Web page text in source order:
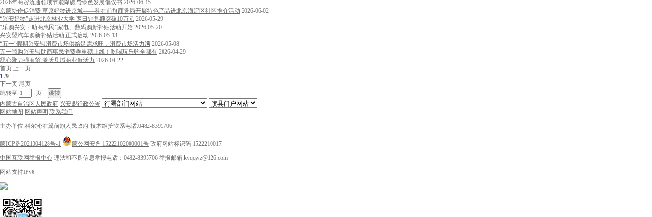
2026年商贸流通领域节能降碳与绿色发展倡议书 2026-06-15
京蒙协作促消费 草原好物进京城——科右前旗商务局开展特色产品进北京海淀区社区推介活动 2026-06-02
“兴安好物”走进北京林业大学 两日销售额突破10万元 2026-05-29
“乐购兴安・助商惠民”家电、数码购新补贴活动开始 2026-05-20
兴安盟汽车购新补贴活动 正式启动 2026-05-13
“五一”假期兴安盟消费市场供给足需求旺，消费市场活力满 2026-05-08
五一嗨购兴安盟助商惠民消费券重磅上线！吃喝玩乐购全都有 2026-04-29
凝心聚力强商贸 激活县域商业新活力 2026-04-22
首页 上一页
1 /9
下一页 尾页
跳转至
页
内蒙古自治区人民政府 兴安盟行政公署
网站地图 网站声明 联系我们
主办单位:科尔沁右翼前旗人民政府 技术维护联系电话:0482-8395706
蒙ICP备2021004128号-1 蒙公网安备 15222102000001号 政府网站标识码 1522210017
中国互联网举报中心 违法和不良信息举报电话：0482-8395706 举报邮箱:kyqqwz@126.com
网站支持IPv6